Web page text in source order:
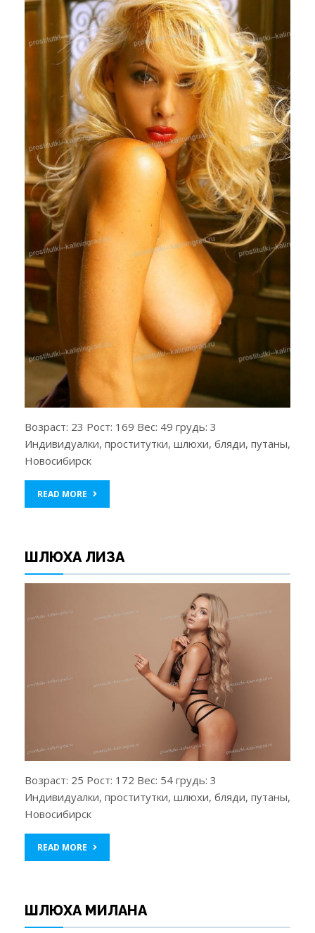
Возраст: 23 Рост: 169 Вес: 49 грудь: 3
Индивидуалки, проститутки, шлюхи, бляди, путаны,
Новосибирск
READ MORE
ШЛЮХА ЛИЗА
Возраст: 25 Рост: 172 Вес: 54 грудь: 3
Индивидуалки, проститутки, шлюхи, бляди, путаны,
Новосибирск
READ MORE
ШЛЮХА МИЛАНА